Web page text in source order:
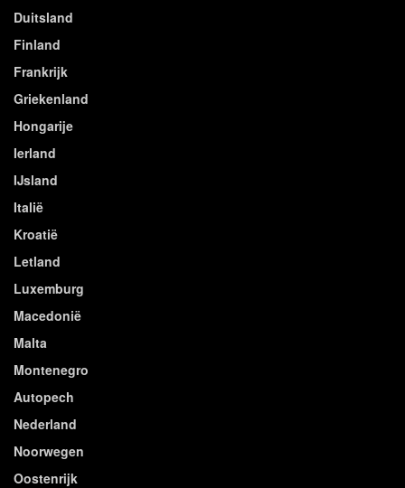
Duitsland
Finland
Frankrijk
Griekenland
Hongarije
Ierland
IJsland
Italië
Kroatië
Letland
Luxemburg
Macedonië
Malta
Montenegro
Autopech
Nederland
Noorwegen
Oostenrijk